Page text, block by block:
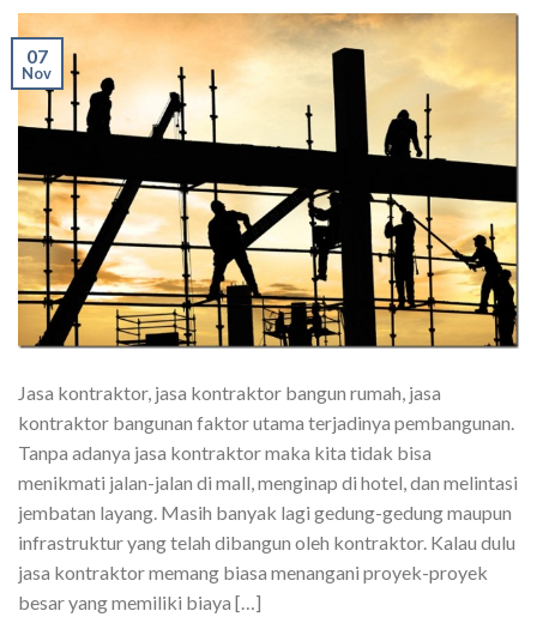
07
Nov
Jasa kontraktor, jasa kontraktor bangun rumah, jasa
kontraktor bangunan faktor utama terjadinya pembangunan.
Tanpa adanya jasa kontraktor maka kita tidak bisa
menikmati jalan-jalan di mall, menginap di hotel, dan melintasi
jembatan layang. Masih banyak lagi gedung-gedung maupun
infrastruktur yang telah dibangun oleh kontraktor. Kalau dulu
jasa kontraktor memang biasa menangani proyek-proyek
besar yang memiliki biaya […]